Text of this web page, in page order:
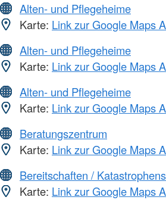
Alten- und Pflegeheime
Karte: Link zur Google Maps
Alten- und Pflegeheime
Karte: Link zur Google Maps
Alten- und Pflegeheime
Karte: Link zur Google Maps
Beratungszentrum
Karte: Link zur Google Maps
Bereitschaften /
Karte: Link zur Google Maps